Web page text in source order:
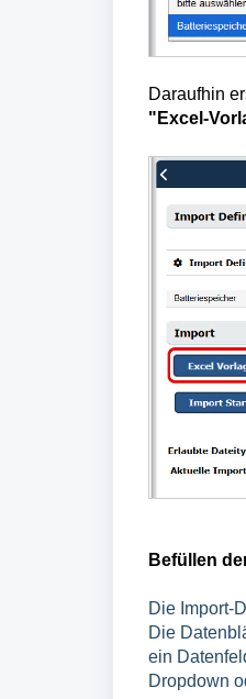
Daraufhin
"Excel-
Befüllen
Die Import-
Die
ein
Dropdown